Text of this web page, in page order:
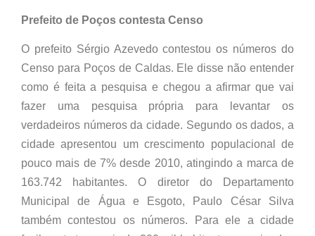
Prefeito de Poços contesta Censo
O prefeito Sérgio Azevedo contestou os números do
Censo para Poços de Caldas. Ele disse não entender
como é feita a pesquisa e chegou a afirmar que vai
fazer uma pesquisa própria para levantar os
verdadeiros números da cidade. Segundo os dados, a
cidade apresentou um crescimento populacional de
pouco mais de 7% desde 2010, atingindo a marca de
163.742 habitantes. O diretor do Departamento
Municipal de Água e Esgoto, Paulo César Silva
também contestou os números. Para ele a cidade